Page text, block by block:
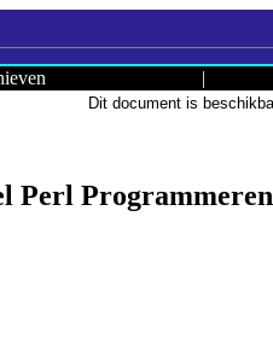
|
Dit document is
Perl Programmeren